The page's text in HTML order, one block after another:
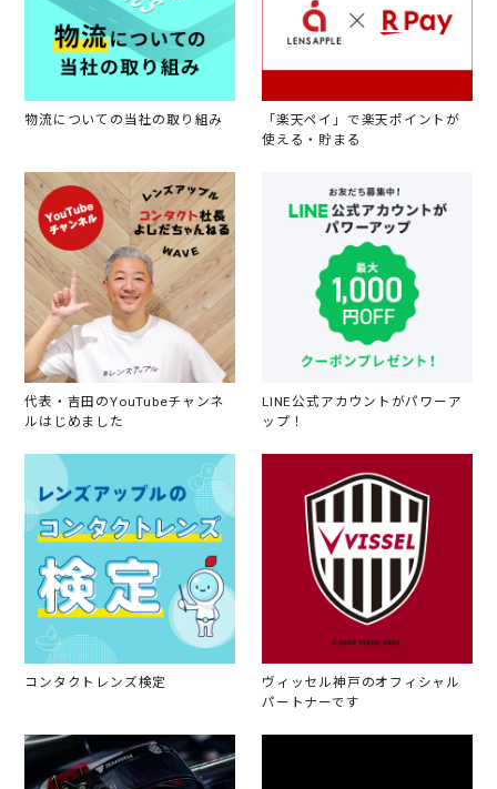
物流についての当社の取り組み
「楽天ペイ」で楽天ポイントが
使える・貯まる
代表・吉田のYouTubeチャンネ
ルはじめました
LINE公式アカウントがパワーア
ップ！
コンタクトレンズ検定
ヴィッセル神戸のオフィシャル
パートナーです